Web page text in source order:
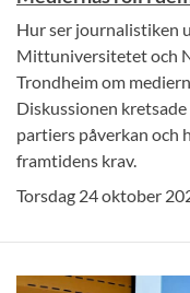
Hur ser journalistiken
Mittuniversitetet och
Trondheim om
Diskussionen
partiers påverkan och
framtidens krav.
Torsdag 24 oktober